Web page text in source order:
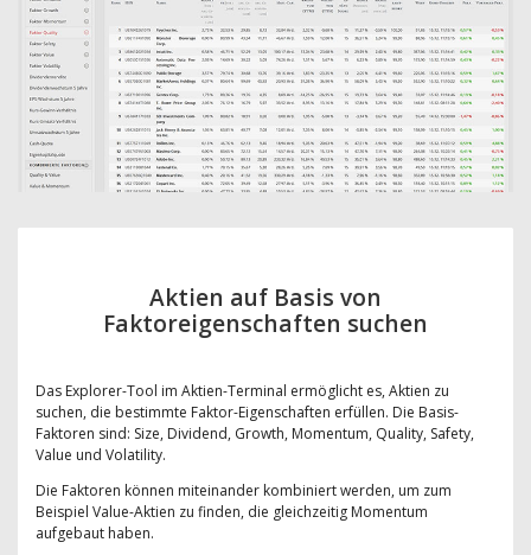
Aktien auf Basis von
Faktoreigenschaften suchen
Das Explorer-Tool im Aktien-Terminal ermöglicht es, Aktien zu
suchen, die bestimmte Faktor-Eigenschaften erfüllen. Die Basis-
Faktoren sind: Size, Dividend, Growth, Momentum, Quality, Safety,
Value und Volatility.
Die Faktoren können miteinander kombiniert werden, um zum
Beispiel Value-Aktien zu finden, die gleichzeitig Momentum
aufgebaut haben.